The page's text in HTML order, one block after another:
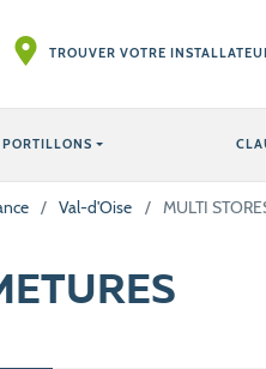
TROUVER VOTRE
PORTILLONS
/ Val-d'Oise / MULTI